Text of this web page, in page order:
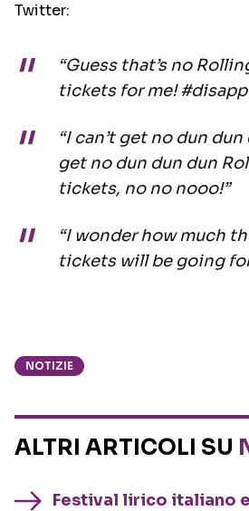
Twitter:
“Guess that’s no
tickets for me!
“I can’t get no dun dun
get no dun dun dun
tickets, no no nooo!”
“I wonder how much
tickets will be going
NOTIZIE
ALTRI ARTICOLI SU
Festival lirico italiano